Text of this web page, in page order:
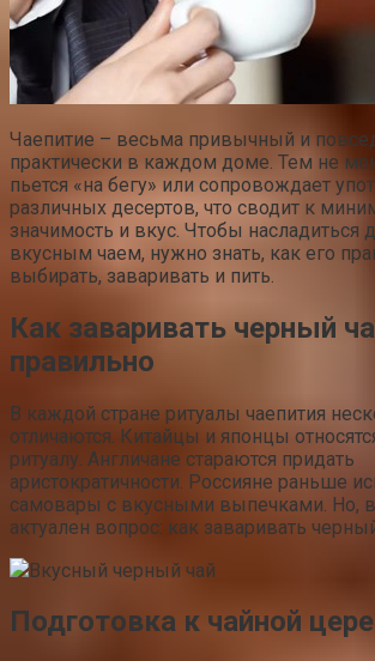
Чаепитие – весьма привычный и
практически в каждом доме. Тем не
пьется «на бегу» или сопровождает
различных десертов, что сводит к
значимость и вкус. Чтобы насладиться
вкусным чаем, нужно знать, как его
выбирать, заваривать и пить.
Как заваривать черный
правильно
В каждой стране ритуалы чаепития
отличаются. Китайцы и японцы
ритуалу. Англичане стараются придать
аристократичности. Россияне раньше
самовары с вкусными выпечками. Но,
актуален вопрос: как заваривать
Вкусный черный чай
Подготовка к чайной